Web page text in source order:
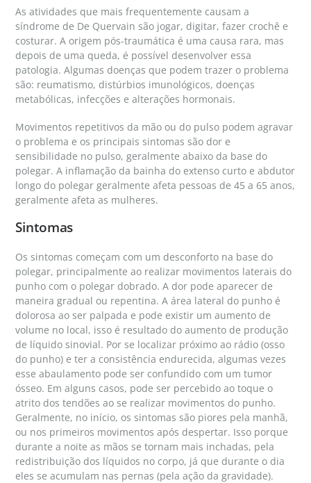
As atividades que mais frequentemente causam a
síndrome de De Quervain são jogar, digitar, fazer crochê e
costurar. A origem pós-traumática é uma causa rara, mas
depois de uma queda, é possível desenvolver essa
patologia. Algumas doenças que podem trazer o problema
são: reumatismo, distúrbios imunológicos, doenças
metabólicas, infecções e alterações hormonais.
Movimentos repetitivos da mão ou do pulso podem agravar
o problema e os principais sintomas são dor e
sensibilidade no pulso, geralmente abaixo da base do
polegar. A inflamação da bainha do extenso curto e abdutor
longo do polegar geralmente afeta pessoas de 45 a 65 anos,
geralmente afeta as mulheres.
Sintomas
Os sintomas começam com um desconforto na base do
polegar, principalmente ao realizar movimentos laterais do
punho com o polegar dobrado. A dor pode aparecer de
maneira gradual ou repentina. A área lateral do punho é
dolorosa ao ser palpada e pode existir um aumento de
volume no local, isso é resultado do aumento de produção
de líquido sinovial. Por se localizar próximo ao rádio (osso
do punho) e ter a consistência endurecida, algumas vezes
esse abaulamento pode ser confundido com um tumor
ósseo. Em alguns casos, pode ser percebido ao toque o
atrito dos tendões ao se realizar movimentos do punho.
Geralmente, no início, os sintomas são piores pela manhã,
ou nos primeiros movimentos após despertar. Isso porque
durante a noite as mãos se tornam mais inchadas, pela
redistribuição dos líquidos no corpo, já que durante o dia
eles se acumulam nas pernas (pela ação da gravidade).